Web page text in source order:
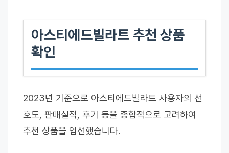
아스티에드빌라트 추천 상품
확인
2023년 기준으로 아스티에드빌라트 사용자의 선
호도, 판매실적, 후기 등을 종합적으로 고려하여
추천 상품을 엄선했습니다.